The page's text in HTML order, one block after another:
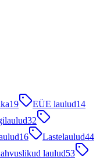
19 EÜE laulud14
32
16 Lastelaulud44
laulud53